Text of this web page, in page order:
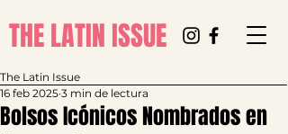
THE LATIN ISSUE
Bolsos Icónicos Nombrados en
The Latin Issue
16 feb 2025 3 min de lectura